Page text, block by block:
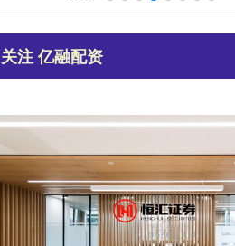
关注 亿融配资